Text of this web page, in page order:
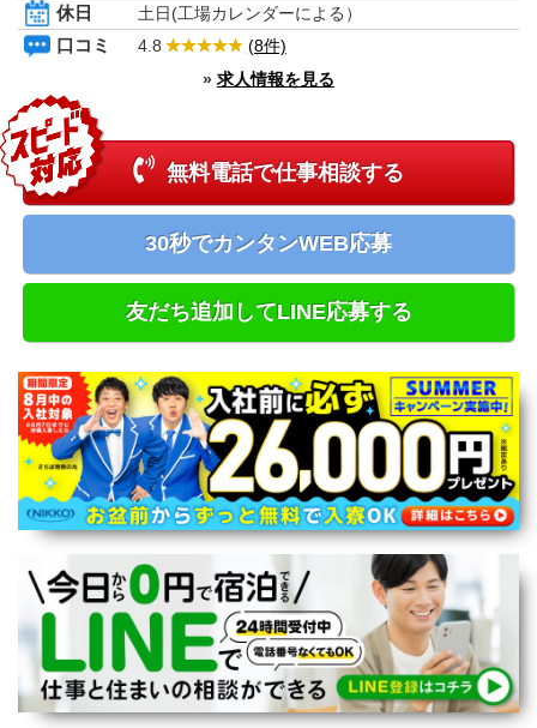
北海道エリア
北海道
新潟県
富山県
石川県
福井県
長野県
山梨県
島根県
徳島県
香川県
愛媛県
高知県
九州エリア
福岡県
佐賀県
熊本県
大分県
宮崎県
沖縄エリア
沖縄県
社員口コミ
休日 土日(工場カレンダーによる）
口コミ 4.8
(8件)
» 求人情報を見る
無料電話で仕事相談する
30秒でカンタンWEB応募
友だち追加してLINE応募する